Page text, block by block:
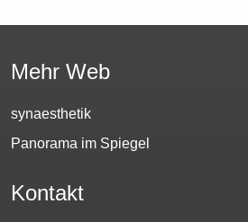
Mehr Web
synaesthetik
Panorama im Spiegel
Kontakt